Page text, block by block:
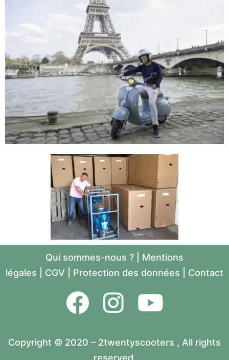
Qui sommes-nous ?
Mentions
légales
CGV Protection des données Contact
Copyright © 2020 – 2twentyscooters , All rights
reserved.